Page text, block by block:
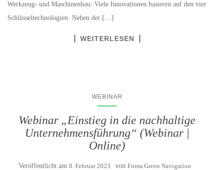
Werkzeug- und Maschinenbau: Viele Innovationen basieren auf den vier
Schlüsseltechnologien. Neben der […]
WEITERLESEN
WEBINAR
Webinar „Einstieg in die nachhaltige
Unternehmensführung“ (Webinar |
Online)
Veröffentlicht am 8. Februar 2023 von Firma Green Navigation